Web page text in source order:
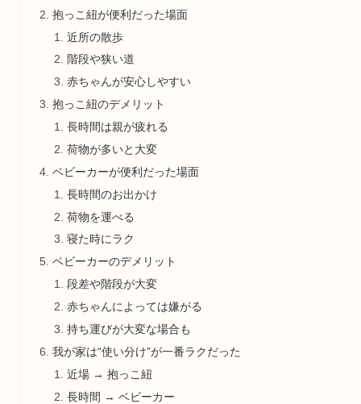
抱っこ紐が便利だった場面
近所の散歩
階段や狭い道
赤ちゃんが安心しやすい
抱っこ紐のデメリット
長時間は親が疲れる
荷物が多いと大変
ベビーカーが便利だった場面
長時間のお出かけ
荷物を運べる
寝た時にラク
ベビーカーのデメリット
段差や階段が大変
赤ちゃんによっては嫌がる
持ち運びが大変な場合も
我が家は“使い分け”が一番ラクだった
近場 → 抱っこ紐
長時間 → ベビーカー